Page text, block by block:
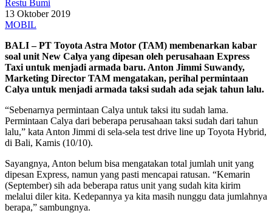
Restu Bumi
13 Oktober 2019
MOBIL
BALI – PT Toyota Astra Motor (TAM) membenarkan kabar
soal unit New Calya yang dipesan oleh perusahaan Express
Taxi untuk menjadi armada baru. Anton Jimmi Suwandy,
Marketing Director TAM mengatakan, perihal permintaan
Calya untuk menjadi armada taksi sudah ada sejak tahun lalu.
“Sebenarnya permintaan Calya untuk taksi itu sudah lama.
Permintaan Calya dari beberapa perusahaan taksi sudah dari tahun
lalu,” kata Anton Jimmi di sela-sela test drive line up Toyota Hybrid,
di Bali, Kamis (10/10).
Sayangnya, Anton belum bisa mengatakan total jumlah unit yang
dipesan Express, namun yang pasti mencapai ratusan. “Kemarin
(September) sih ada beberapa ratus unit yang sudah kita kirim
melalui diler kita. Kedepannya ya kita masih nunggu data jumlahnya
berapa,” sambungnya.